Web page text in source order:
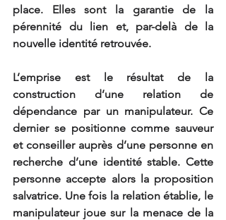
place. Elles sont la garantie de la
pérennité du lien et, par-delà de la
nouvelle identité retrouvée.
L’emprise est le résultat de la
construction d’une relation de
dépendance par un manipulateur. Ce
dernier se positionne comme sauveur
et conseiller auprès d’une personne en
recherche d’une identité stable. Cette
personne accepte alors la proposition
salvatrice. Une fois la relation établie, le
manipulateur joue sur la menace de la